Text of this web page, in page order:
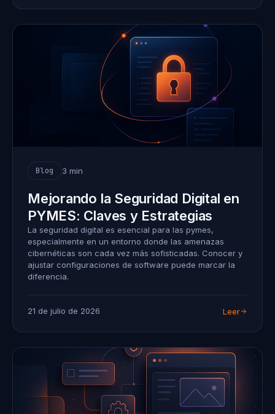
Blog 3 min
Mejorando la Seguridad Digital en
PYMES: Claves y Estrategias
La seguridad digital es esencial para las pymes,
especialmente en un entorno donde las amenazas
cibernéticas son cada vez más sofisticadas. Conocer y
ajustar configuraciones de software puede marcar la
diferencia.
21 de julio de 2026 Leer